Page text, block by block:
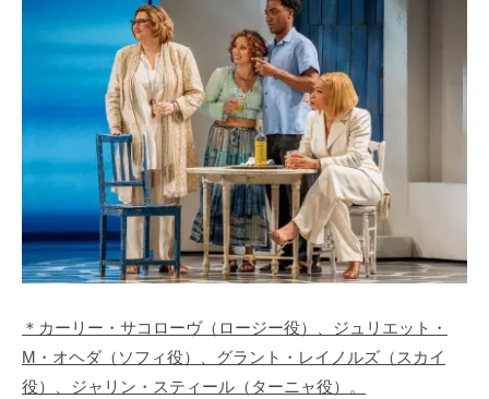
＊カーリー・サコローヴ（ロージー役）、ジュリエット・
M・オヘダ（ソフィ役）、グラント・レイノルズ（スカイ
役）、ジャリン・スティール（ターニャ役）。